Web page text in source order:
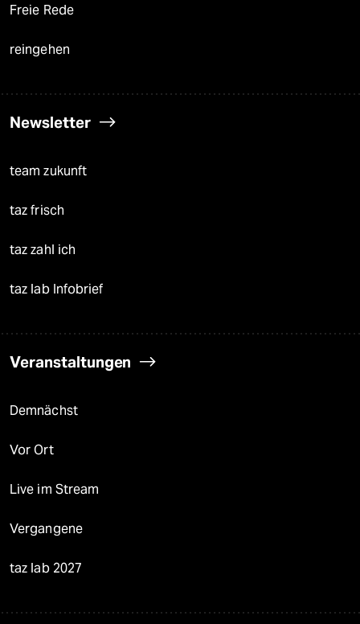
Freie Rede
reingehen
Newsletter
team zukunft
taz frisch
taz zahl ich
taz lab Infobrief
Veranstaltungen
Demnächst
Vor Ort
Live im Stream
Vergangene
taz lab 2027